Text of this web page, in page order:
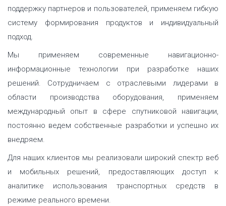
поддержку партнеров и пользователей, применяем гибкую
систему формирования продуктов и индивидуальный
подход.
Мы применяем современные навигационно-
информационные технологии при разработке наших
решений. Сотрудничаем с отраслевыми лидерами в
области производства оборудования, применяем
международный опыт в сфере спутниковой навигации,
постоянно ведем собственные разработки и успешно их
внедряем.
Для наших клиентов мы реализовали широкий спектр веб
и мобильных решений, предоставляющих доступ к
аналитике использования транспортных средств в
режиме реального времени.